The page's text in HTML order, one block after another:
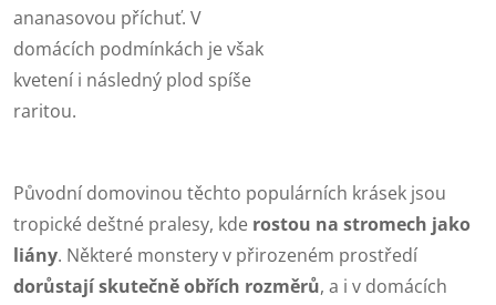
ananasovou příchuť. V
domácích podmínkách je však
kvetení i následný plod spíše
raritou.
Původní domovinou těchto populárních krásek jsou
tropické deštné pralesy, kde rostou na stromech jako
liány. Některé monstery v přirozeném prostředí
dorůstají skutečně obřích rozměrů, a i v domácích